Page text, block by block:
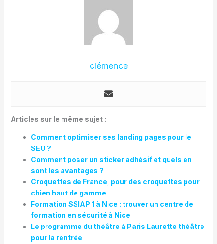
clémence
Articles sur le même sujet :
Comment optimiser ses landing pages pour le
SEO ?
Comment poser un sticker adhésif et quels en
sont les avantages ?
Croquettes de France, pour des croquettes pour
chien haut de gamme
Formation SSIAP 1 à Nice : trouver un centre de
formation en sécurité à Nice
Le programme du théâtre à Paris Laurette théâtre
pour la rentrée